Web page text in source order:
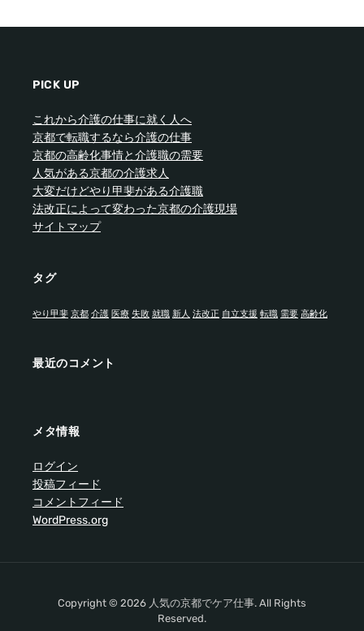
PICK UP
これから介護の仕事に就く人へ
京都で転職するなら介護の仕事
京都の高齢化事情と介護職の需要
人気がある京都の介護求人
大変だけどやり甲斐がある介護職
法改正によって変わった京都の介護現場
サイトマップ
タグ
やり甲斐 京都 介護 医療 失敗 就職 新人 法改正 自立支援 転職 需要 高齢化
最近のコメント
メタ情報
ログイン
投稿フィード
コメントフィード
WordPress.org
Copyright © 2026 人気の京都でケア仕事. All Rights
Reserved.